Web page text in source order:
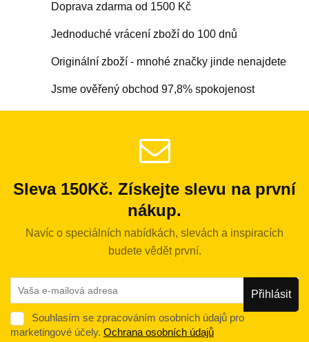
Doprava zdarma od 1500 Kč
Jednoduché vrácení zboží do 100 dnů
Originální zboží - mnohé značky jinde nenajdete
Jsme ověřený obchod 97,8% spokojenost
Sleva 150Kč. Získejte slevu na první
nákup.
Navíc o speciálních nabídkách, slevách a inspiracích
budete vědět první.
Souhlasím se zpracováním osobních údajů pro
marketingové účely. Ochrana osobních údajů